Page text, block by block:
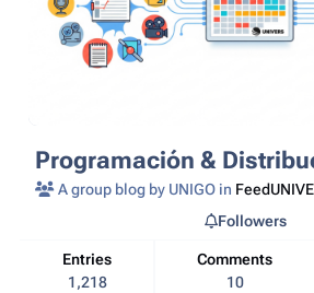
Programación &
A group blog by UNIGO in
Entries
1,218
Comments
10
Followers